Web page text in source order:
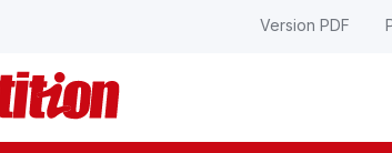
Version PDF